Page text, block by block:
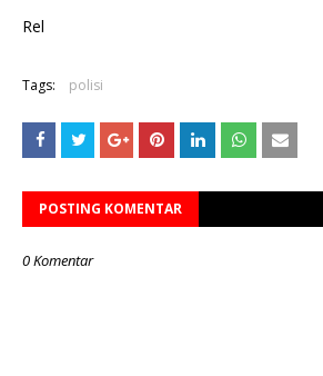
Rel
Tags: polisi
POSTING KOMENTAR
0 Komentar